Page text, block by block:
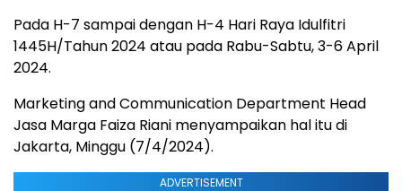
Pada H-7 sampai dengan H-4 Hari Raya Idulfitri
1445H/Tahun 2024 atau pada Rabu-Sabtu, 3-6 April
2024.
Marketing and Communication Department Head
Jasa Marga Faiza Riani menyampaikan hal itu di
Jakarta, Minggu (7/4/2024).
ADVERTISEMENT